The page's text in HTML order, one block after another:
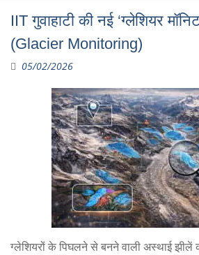
IIT गुवाहाटी की नई ‘ग्लेशियर
(Glacier Monitoring)
05/02/2026
ग्लेशियरों के पिघलने से बनने वाली अस्थाई झीलें